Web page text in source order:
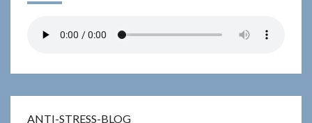
ANTI-STRESS-BLOG